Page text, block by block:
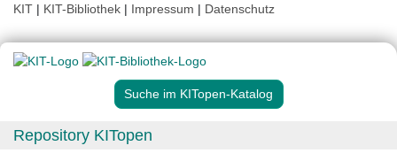
KIT | KIT-Bibliothek | Impressum | Datenschutz
Suche im KITopen-Katalog
Repository KITopen